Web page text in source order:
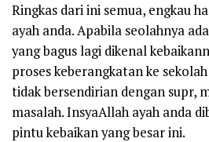
Ringkas dari ini semua, engkau
ayah anda. Apabila seolahnya
yang bagus lagi dikenal
proses keberangkatan ke
tidak bersendirian dengan supr,
masalah. InsyaAllah ayah anda
pintu kebaikan yang besar ini.